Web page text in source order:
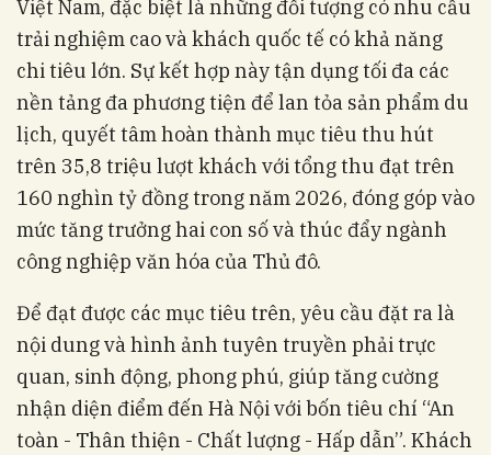
Việt Nam, đặc biệt là những đối tượng có nhu cầu
trải nghiệm cao và khách quốc tế có khả năng
chi tiêu lớn. Sự kết hợp này tận dụng tối đa các
nền tảng đa phương tiện để lan tỏa sản phẩm du
lịch, quyết tâm hoàn thành mục tiêu thu hút
trên 35,8 triệu lượt khách với tổng thu đạt trên
160 nghìn tỷ đồng trong năm 2026, đóng góp vào
mức tăng trưởng hai con số và thúc đẩy ngành
công nghiệp văn hóa của Thủ đô.
Để đạt được các mục tiêu trên, yêu cầu đặt ra là
nội dung và hình ảnh tuyên truyền phải trực
quan, sinh động, phong phú, giúp tăng cường
nhận diện điểm đến Hà Nội với bốn tiêu chí “An
toàn - Thân thiện - Chất lượng - Hấp dẫn”. Khách